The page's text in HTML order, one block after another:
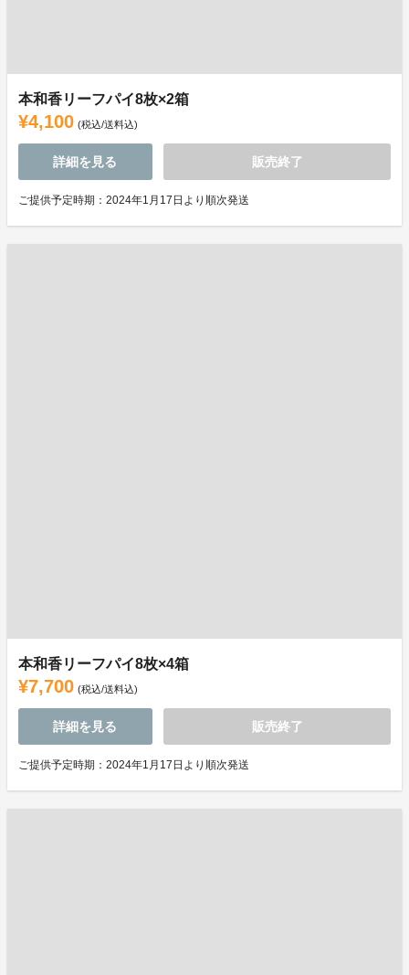
本和香リーフパイ8枚×2箱
¥4,100 (税込/送料込)
詳細を見る 販売終了
ご提供予定時期：2024年1月17日より順次発送
本和香リーフパイ8枚×4箱
¥7,700 (税込/送料込)
詳細を見る 販売終了
ご提供予定時期：2024年1月17日より順次発送